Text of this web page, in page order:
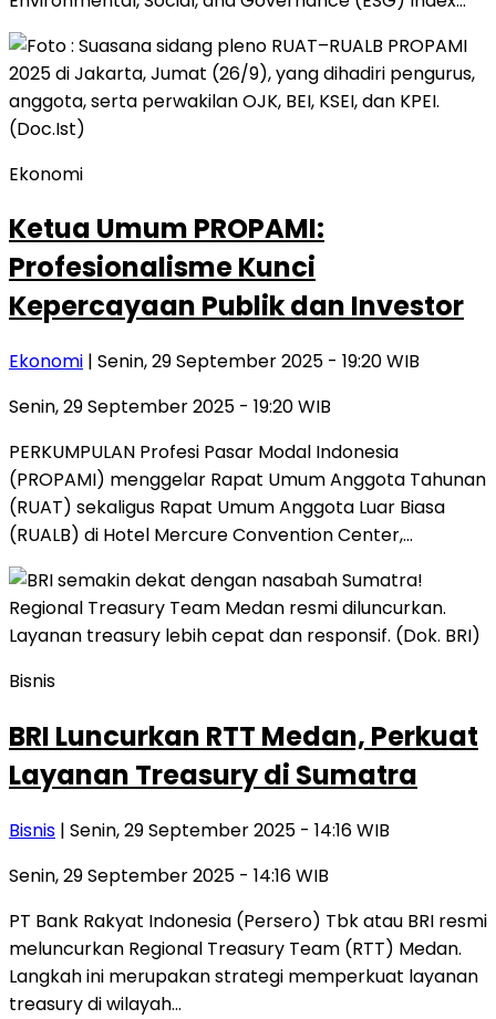
Ekonomi
Ketua Umum PROPAMI:
Profesionalisme Kunci
Kepercayaan Publik dan Investor
Ekonomi | Senin, 29 September 2025 - 19:20 WIB
Senin, 29 September 2025 - 19:20 WIB
PERKUMPULAN Profesi Pasar Modal Indonesia
(PROPAMI) menggelar Rapat Umum Anggota Tahunan
(RUAT) sekaligus Rapat Umum Anggota Luar Biasa
(RUALB) di Hotel Mercure Convention Center,…
Bisnis
BRI Luncurkan RTT Medan, Perkuat
Layanan Treasury di Sumatra
Bisnis | Senin, 29 September 2025 - 14:16 WIB
Senin, 29 September 2025 - 14:16 WIB
PT Bank Rakyat Indonesia (Persero) Tbk atau BRI resmi
meluncurkan Regional Treasury Team (RTT) Medan.
Langkah ini merupakan strategi memperkuat layanan
treasury di wilayah…